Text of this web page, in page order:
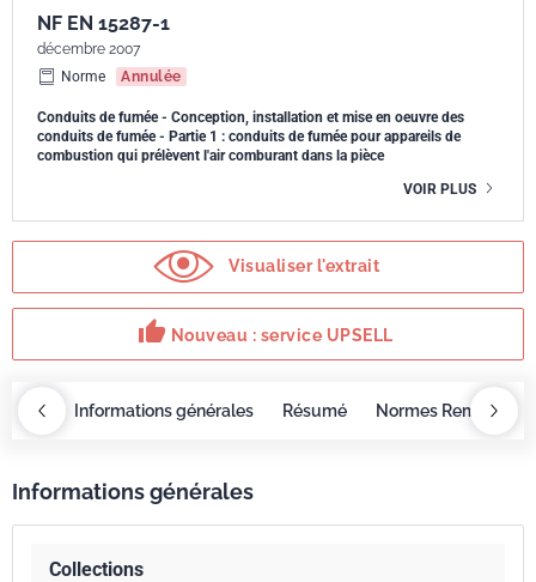
NF EN 15287-1
décembre 2007
Norme
Annulée
Conduits de fumée - Conception, installation et mise en oeuvre des
conduits de fumée - Partie 1 : conduits de fumée pour appareils de
combustion qui prélèvent l'air comburant dans la pièce
VOIR PLUS
Visualiser l'extrait
thumb_up Nouveau : service UPSELL
Informations générales Résumé Normes
Informations générales
Collections